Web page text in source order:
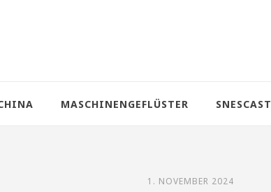
MASCHINENGEFLÜSTER SNESCAST
1. NOVEMBER 2024